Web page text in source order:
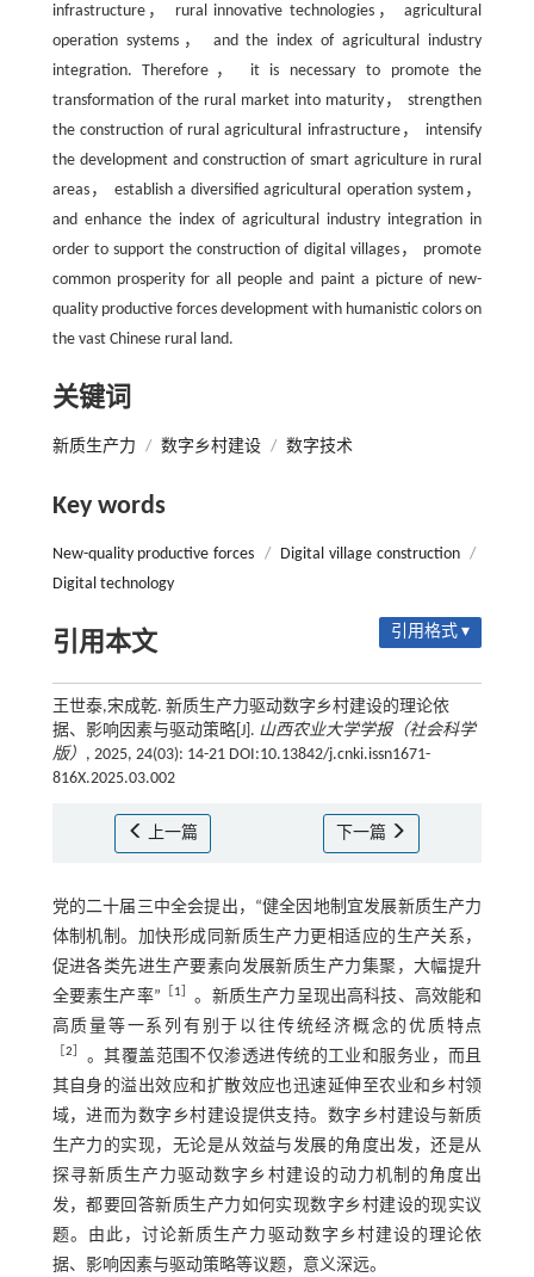
infrastructure， rural innovative technologies， agricultural
operation systems， and the index of agricultural industry
integration. Therefore， it is necessary to promote the
transformation of the rural market into maturity， strengthen
the construction of rural agricultural infrastructure， intensify
the development and construction of smart agriculture in rural
areas， establish a diversified agricultural operation system，
and enhance the index of agricultural industry integration in
order to support the construction of digital villages， promote
common prosperity for all people and paint a picture of new-
quality productive forces development with humanistic colors on
the vast Chinese rural land.
关键词
新质生产力 / 数字乡村建设 / 数字技术
Key words
New-quality productive forces / Digital village construction /
Digital technology
引用本文 引用格式 ▾
王世泰,宋成乾. 新质生产力驱动数字乡村建设的理论依
据、影响因素与驱动策略[J]. 山西农业大学学报（社会科学
版） , 2025, 24(03): 14-21 DOI:10.13842/j.cnki.issn1671-
816X.2025.03.002
上一篇 下一篇
党的二十届三中全会提出，“健全因地制宜发展新质生产力
体制机制。加快形成同新质生产力更相适应的生产关系，
促进各类先进生产要素向发展新质生产力集聚，大幅提升
全要素生产率”
1
。新质生产力呈现出高科技、高效能和
高质量等一系列有别于以往传统经济概念的优质特点
［2
。其覆盖范围不仅渗透进传统的工业和服务业，而且
其自身的溢出效应和扩散效应也迅速延伸至农业和乡村领
域，进而为数字乡村建设提供支持。数字乡村建设与新质
生产力的实现，无论是从效益与发展的角度出发，还是从
探寻新质生产力驱动数字乡村建设的动力机制的角度出
发，都要回答新质生产力如何实现数字乡村建设的现实议
题。由此，讨论新质生产力驱动数字乡村建设的理论依
据、影响因素与驱动策略等议题，意义深远。